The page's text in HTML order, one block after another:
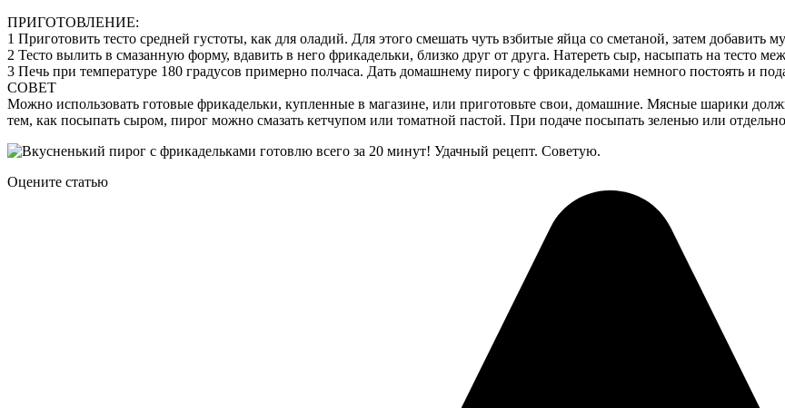
ПРИГОТОВЛЕНИЕ:
1 Приготовить тесто средней густоты, как для оладий. Для этого смешать чуть взбитые яйца со сметаной, затем добавить
2 Тесто вылить в смазанную форму, вдавить в него фрикадельки, близко друг от друга. Натереть сыр, насыпать на тесто
3 Печь при температуре 180 градусов примерно полчаса. Дать домашнему пирогу с фрикадельками немного постоять и
СОВЕТ
Можно использовать готовые фрикадельки, купленные в магазине, или приготовьте свои, домашние. Мясные шарики
тем, как посыпать сыром, пирог можно смазать кетчупом или томатной пастой. При подаче посыпать зеленью или
Оцените статью